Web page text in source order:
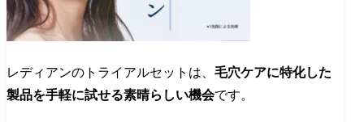
レディアンのトライアルセットは、 毛穴ケアに特化した
製品を手軽に試せる素晴らしい機会です。